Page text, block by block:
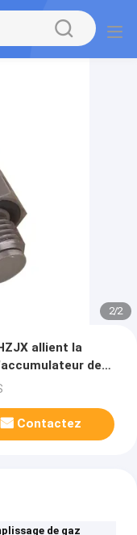
2/2
allient la
de
Contactez
de gaz